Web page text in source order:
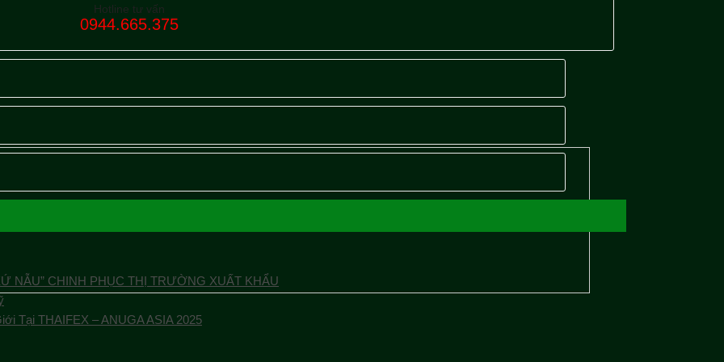
Hotline tư vấn
0944.665.375
NẪU” CHINH PHỤC THỊ TRƯỜNG XUẤT KHẨU
Tại THAIFEX – ANUGA ASIA 2025